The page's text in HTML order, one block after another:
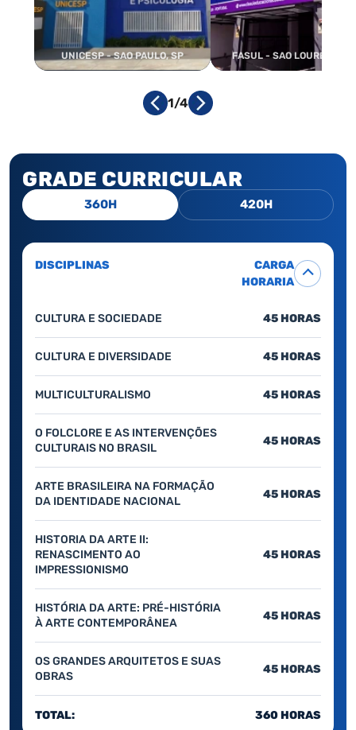
UNICESP - SAO PAULO, SP FASUL - SAO LOURENCO,
1/4
GRADE CURRICULAR
360H 420H
DISCIPLINAS
CARGA
HORARIA
CULTURA E SOCIEDADE 45 HORAS
CULTURA E DIVERSIDADE 45 HORAS
MULTICULTURALISMO 45 HORAS
O FOLCLORE E AS INTERVENÇÕES
CULTURAIS NO BRASIL
45 HORAS
ARTE BRASILEIRA NA FORMAÇÃO
DA IDENTIDADE NACIONAL
45 HORAS
HISTORIA DA ARTE II:
RENASCIMENTO AO
IMPRESSIONISMO
45 HORAS
HISTÓRIA DA ARTE: PRÉ-HISTÓRIA
À ARTE CONTEMPORÂNEA
45 HORAS
OS GRANDES ARQUITETOS E SUAS
OBRAS
45 HORAS
TOTAL: 360 HORAS